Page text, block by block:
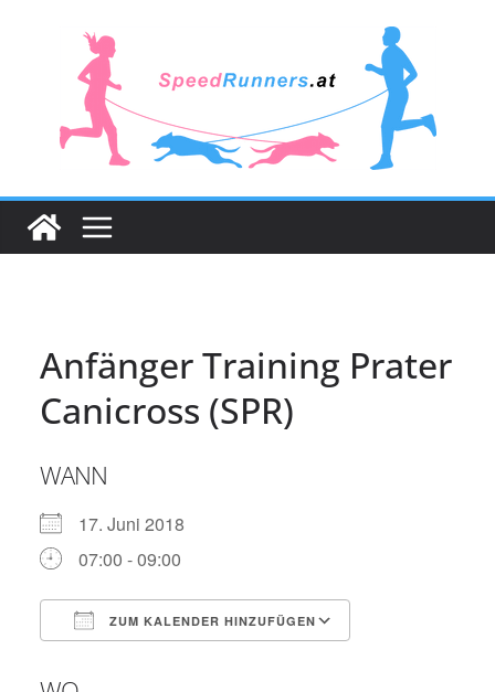
Anfänger Training Prater
Canicross (SPR)
WANN
17. Juni 2018
07:00 - 09:00
ZUM KALENDER HINZUFÜGEN